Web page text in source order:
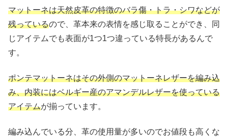
マットーネは天然皮革の特徴のバラ傷・トラ・シワなどが
残っているので、革本来の表情を感じ取ることができ、同
じアイテムでも表面が1つ1つ違っている特長があるんで
す。
ポンテマットーネはその外側のマットーネレザーを編み込
み、内装にはベルギー産のアマンデルレザーを使っている
アイテムが揃っています。
編み込んでいる分、革の使用量が多いのでお値段も高くな